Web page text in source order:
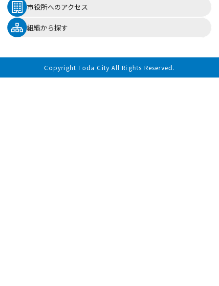
市役所へのアクセス
組織から探す
Copyright Toda City All Rights Reserved.